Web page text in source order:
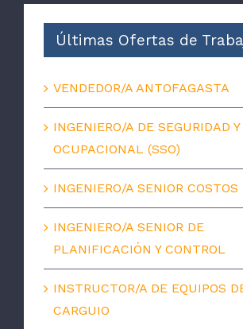
Últimas Ofertas de
VENDEDOR/A ANTOFAGASTA
INGENIERO/A DE SEGURIDAD
OCUPACIONAL (SSO)
INGENIERO/A SENIOR COSTOS
INGENIERO/A SENIOR DE
PLANIFICACIÓN Y CONTROL
INSTRUCTOR/A DE EQUIPOS
CARGUIO